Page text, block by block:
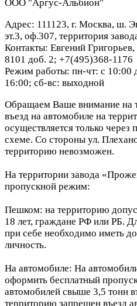
ООО "Аргус-Альбион"
Адрес: 111123, г. Москва, ш.
эт.3, оф.307, территория
Контакты: Евгений Григорьев,
8101 доб. 2; +7(495)368-1176
Режим работы: пн-чт: с 10:00
16:00; сб-вс: выходной
Обращаем Ваше внимание на
въезд на автомобиле на
осуществляется только
схеме. Со стороны ул.
территорию невозможен.
На территории завода
пропускной режим:
Пешком: на территорию
18 лет, граждане РФ или РБ.
при себе необходимо иметь
личность.
На автомобиле: На
оформить бесплатный
автомобилей свыше 3,5 тонн
территорию запрещен въезд